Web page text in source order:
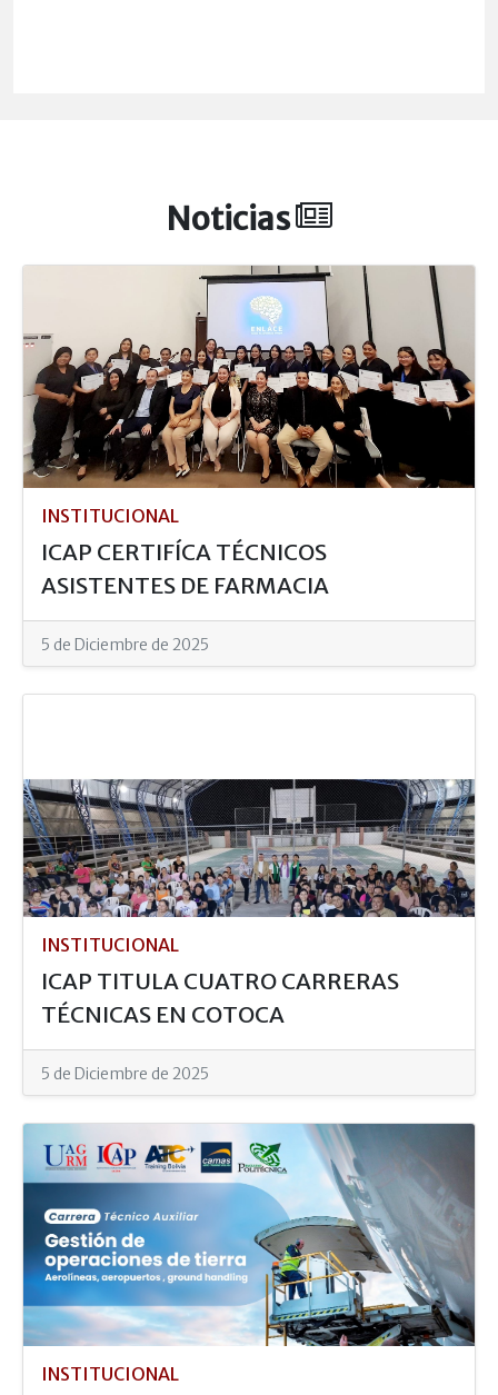
Noticias
INSTITUCIONAL
ICAP CERTIFÍCA TÉCNICOS
ASISTENTES DE FARMACIA
5 de Diciembre de 2025
INSTITUCIONAL
ICAP TITULA CUATRO CARRERAS
TÉCNICAS EN COTOCA
5 de Diciembre de 2025
INSTITUCIONAL